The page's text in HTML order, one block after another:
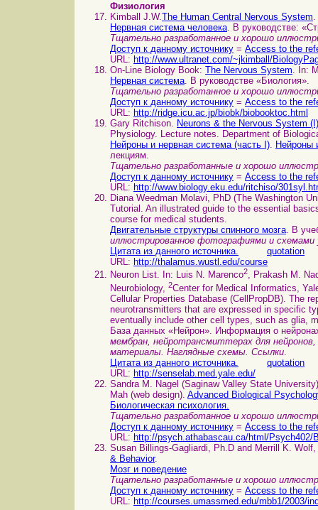
Физиология
Kimball J.W.The Human Central Nervous System.
Нервная система человека. В руководстве:
Тщательно разработанное и хорошо
Доступ к данному источнику = Access to the
URL: http://www.ultranet.com/~jkimball/
On-Line Biology Book: The Nervous System. In:
Нервная система. В руководстве «Биология».
Тщательно разработанное и хорошо
Доступ к данному источнику = Access to the
URL: http://ridge.icu.ac.jp/biobk/biobooktoc.html
Gary Ritchison. Neurons & the Nervous System (I)
Physiology. Lecture notes. Department of
Нейроны и нервная система (часть I). Нейроны
лекциям.
Тщательно разработанные и хорошо
Доступ к данному источнику = Access to the
URL: http://www.biology.eku.edu/ritchiso/
Diana Weedman Molavi, PhD (The Washington
Tutorial. An illustrated guide to the essential
course for medical students.
Двигательные структуры спинного мозга. В
иллюстрированное фотографиями и схемами
Цитата из данного источника.
quotation
URL: http://thalamus.wustl.edu/course
Neuron List. In: Luis N. Marenco2, Prakash M.
Neurobiology, 2Center for Medical Informatics,
Cellular Properties Database (CellPropDB). The
neurotransmitters that are expressed in specific
eventually include other cell types, such as glia,
База данных «Нейрон». Информация о
мембран, нейротрансмиттерах для
материалы. Наглядные схемы. Ссылки
Цитата из данного источника.
quotation
URL: http://senselab.med.yale.edu/
Sandra M. Nagel (Saginaw Valley State
Mah (web design). Advanced Biological
Биологическая психология.
Тщательно разработанное и хорошо
Доступ к данному источнику = Access to the
URL: http://psych.athabascau.ca/html/Psych402/
Susan Billings-Gagliardi, Ph.D and Merrill K.
& Behavior.
Мозг и поведение
Тщательно разработанные и хорошо
Доступ к данному источнику = Access to the
URL: http://courses.umassmed.edu/mbb1/2003/